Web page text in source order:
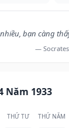
bạn càng
— Socrates
Năm 1933
THỨ TƯ THỨ NĂM